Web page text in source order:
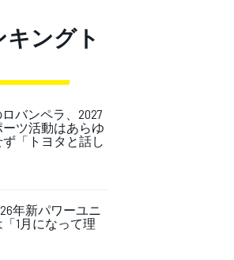
ングト
バンペラ、2027
ツ活動はあらゆ
「トヨタと話し
年新パワーユニ
1月になって理